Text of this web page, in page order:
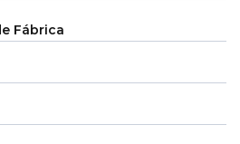
Fábrica